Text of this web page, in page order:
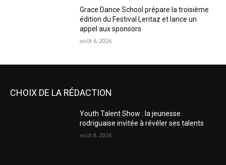
Grace Dance School prépare la troisième
édition du Festival Leritaz et lance un
appel aux sponsors
août 6, 2026
CHOIX DE LA RÉDACTION
Youth Talent Show : la jeunesse
rodriguaise invitée à révéler ses talents
août 8, 2026